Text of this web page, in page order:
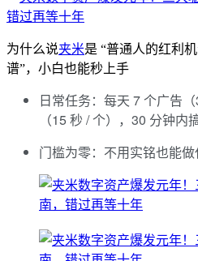
为什么说夹米是 “普通人的红利
谱”，小白也能秒上手
日常任务：每天 7 个广告
（15 秒 / 个），30 分钟内
门槛为零：不用实铭也能做